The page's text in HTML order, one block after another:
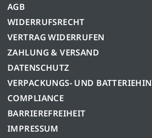
AGB
WIDERRUFSRECHT
VERTRAG WIDERRUFEN
ZAHLUNG & VERSAND
DATENSCHUTZ
VERPACKUNGS- UND
COMPLIANCE
BARRIEREFREIHEIT
IMPRESSUM